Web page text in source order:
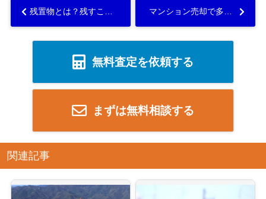
残置物とは？残すことによるトラブルと残したまま不動産売却する方法をご紹介... マンション売却で多い失敗事例と失敗しないためのポイントをご紹介！...
無料査定を依頼する
まずは無料相談する
関連記事